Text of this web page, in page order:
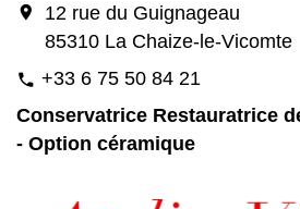
location_on
12 rue du Guignageau
85310 La Chaize-le-Vicomte
phone +33 6 75 50 84 21
Conservatrice Restauratrice
- Option céramique